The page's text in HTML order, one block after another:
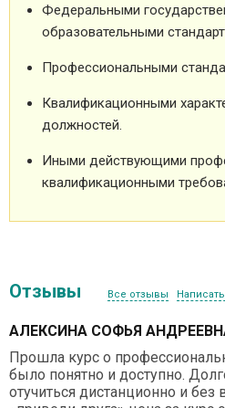
Федеральными
образовательными
Профессиональными
Квалификационными
должностей.
Иными действующими
квалификационными
Отзывы Все отзывы
АЛЕКСИНА СОФЬЯ
Прошла курс о
было понятно и доступно.
отучиться дистанционно и без